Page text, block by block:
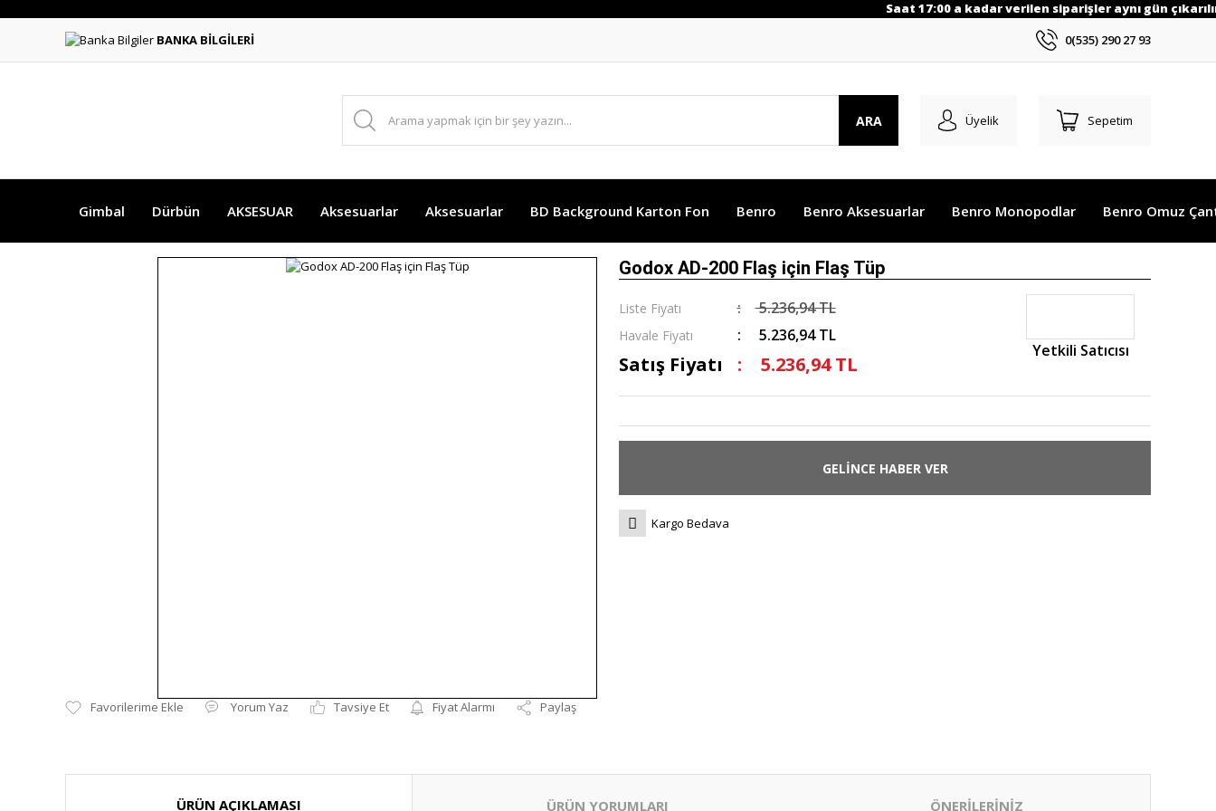
Saat 17:00 a kadar verilen siparişler aynı gün
BANKA BİLGİLERİ
0(535) 290 27 93
ARA Üyelik Sepetim
Gimbal Dürbün AKSESUAR Aksesuarlar Aksesuarlar BD Background Karton Fon Benro Benro Aksesuarlar Benro Monopodlar Benro Omuz
Yorum Yaz Tavsiye Et Fiyat Alarmı Paylaş
Godox AD-200 Flaş için Flaş Tüp
Liste Fiyatı 5.236,94 TL
Havale Fiyatı 5.236,94 TL
Satış Fiyatı 5.236,94 TL
Yetkili Satıcısı
GELİNCE HABER VER
Kargo Bedava
ÜRÜN AÇIKLAMASI ÜRÜN YORUMLARI ÖNERİLERİNİZ